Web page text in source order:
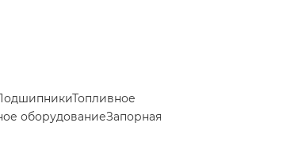
Топливное
оборудованиеЗапорная